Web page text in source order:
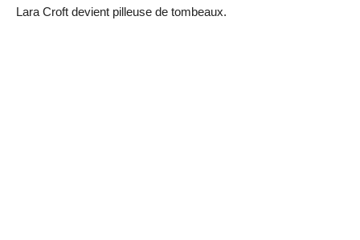
Lara Croft devient pilleuse de tombeaux.